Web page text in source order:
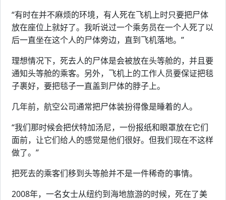
“有时在并不麻烦的环境，有人死在飞机上时只要把尸体
放在座位上就好了。我听说过一个乘务员在一个人死了以
后一直坐在这个人的尸体旁边，直到飞机落地。”
理想情况下，死去人的尸体是会被放在头等舱的，并且要
通知头等舱的乘客。另外，飞机上的工作人员要保证把毯
子裹好，要把毯子一直盖到尸体的脖子上。
几年前，航空公司通常把尸体装扮得像是睡着的人。
“我们那时候会把伏特加汤尼，一份报纸和眼罩放在它们
面前，让它们给人的感觉是他们很好。但我们现在不这样
做了。”
把死去的乘客们移到头等舱并不是一件稀奇的事情。
2008年，一名女士从纽约到海地旅游的时候，死在了美